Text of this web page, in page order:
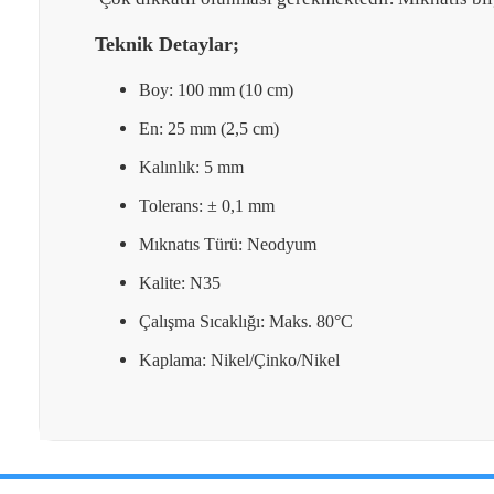
Teknik Detaylar;
Boy: 100 mm (10 cm)
En: 25 mm (2,5 cm)
Kalınlık: 5 mm
Tolerans: ± 0,1 mm
Mıknatıs Türü: Neodyum
Kalite: N35
Çalışma Sıcaklığı: Maks. 80°C
Kaplama: Nikel/Çinko/Nikel
Eposta Adresiniz
HTML'e dönüştürülmez!
Kötü
İade Gönderimi Nasıl Yapılır?
İade Adresi: